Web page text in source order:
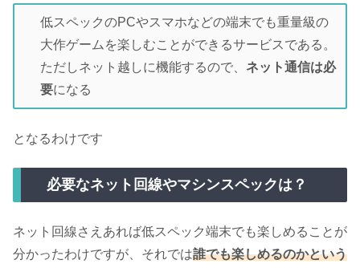
低スペックのPCやスマホなどの端末でも重量級の
大作ゲームを楽しむことができるサービスである。
ただしネット越しに機能するので、 ネット通信は必
要になる
となるわけです
必要なネット回線やマシンスペックは？
ネット回線さえあれば低スペック端末でも楽しめることが
分かったわけですが、それでは誰でも楽しめるのかという